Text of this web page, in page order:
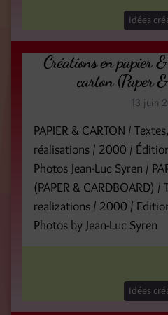
Idées
Créations en papier
carton (Paper
13 juin
PAPIER & CARTON /
réalisations / 2000 /
Photos Jean-Luc Syren /
(PAPER & CARDBOARD)
realizations / 2000 /
Photos by Jean-Luc Syren
Idées